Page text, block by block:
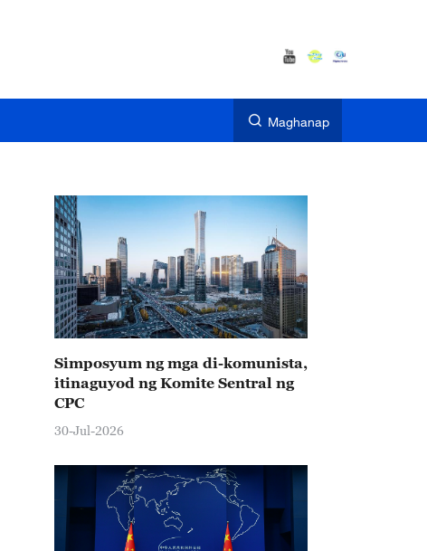
Maghanap
Simposyum ng mga di-komunista,
itinaguyod ng Komite Sentral ng
CPC
30-Jul-2026